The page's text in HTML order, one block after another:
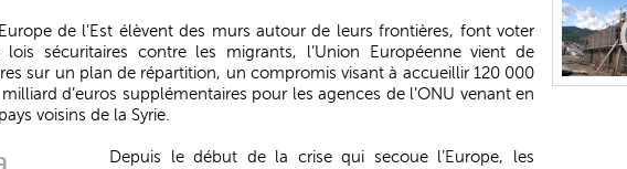
de l’Est élèvent des murs autour de leurs frontières, font voter
sécuritaires contre les migrants, l’Union Européenne vient de
sur un plan de répartition, un compromis visant à accueillir 120 000
d’euros supplémentaires pour les agences de l’ONU venant en
voisins de la Syrie.
Depuis le début de la crise qui secoue l’Europe, les